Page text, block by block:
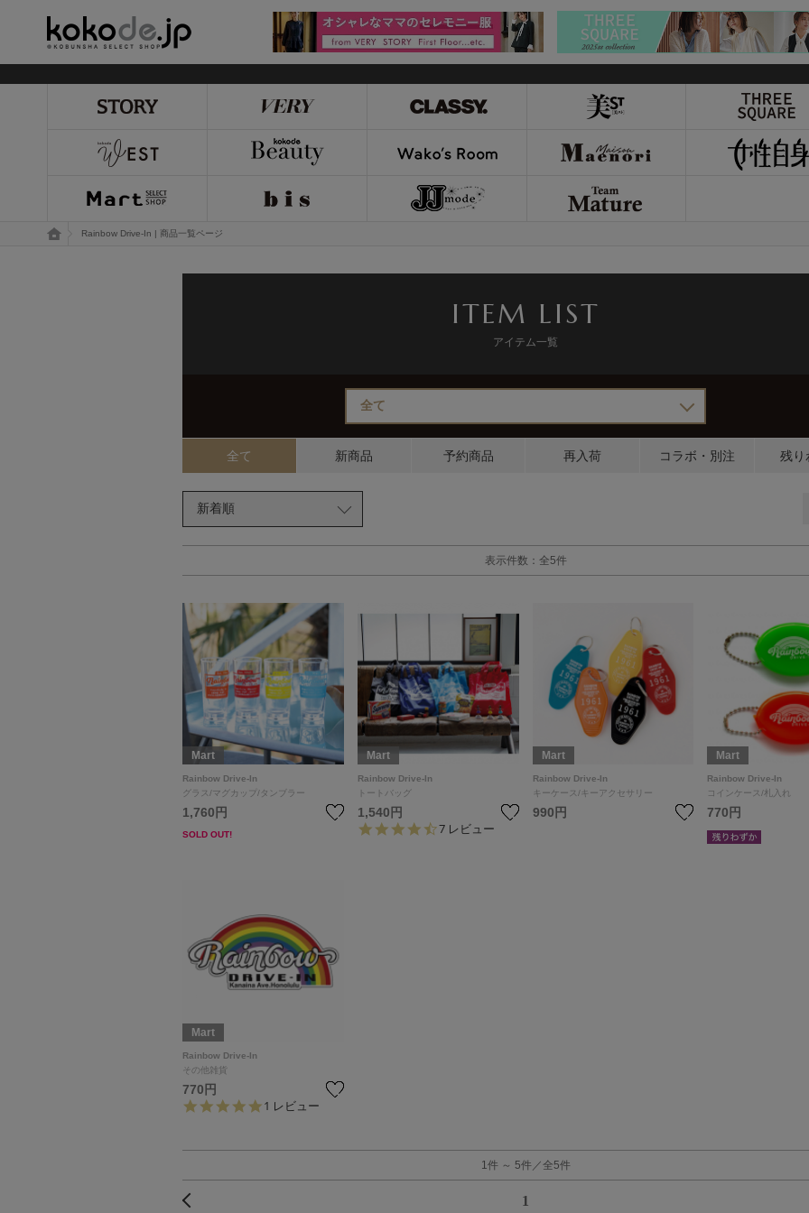
トップページ
Rainbow Drive-In | 商品一覧ページ
ITEM LIST
アイテム一覧
全て 新商品 予約商品 再入荷 コラボ・別注 残り
表示件数：全5件
Mart
Rainbow Drive-In
グラス/マグカップ/タンブラー
1,760円
SOLD OUT!
Mart
Rainbow Drive-In
トートバッグ
1,540円
4.
7 レビュー
Mart
Rainbow Drive-In
キーケース/キーアクセサリー
990円
Mart
Rainbow Drive-In
コインケース/札入れ
770円
Mart
Rainbow Drive-In
その他雑貨
770円
5.
t
r
1 レビュー
1件 ～ 5件／全5件
1